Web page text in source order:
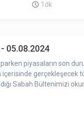
1dk
05.08.2024
piyasaların son
içerisinde gerçekleşecek
Sabah Bültenimizi